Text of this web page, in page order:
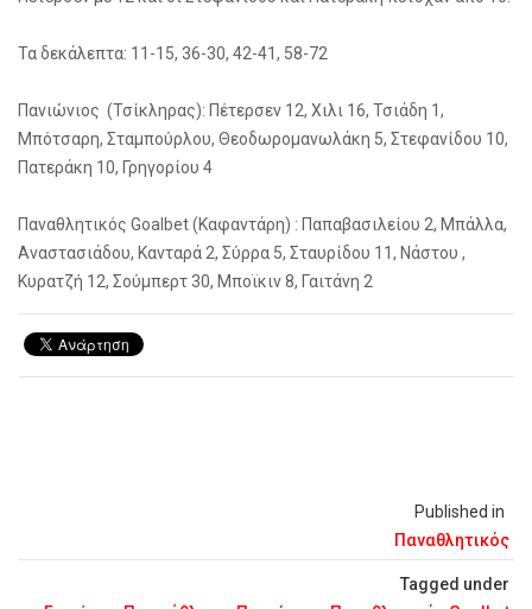
Published in
Παναθλητικός
Tagged under
Τα δεκάλεπτα: 11-15, 36-30, 42-41, 58-72
Πανιώνιος (Τσίκληρας): Πέτερσεν 12, Χιλι 16, Τσιάδη 1,
Μπότσαρη, Σταμπούρλου, Θεοδωρομανωλάκη 5, Στεφανίδου 10,
Πατεράκη 10, Γρηγορίου 4
Παναθλητικός Goalbet (Καφαντάρη) : Παπαβασιλείου 2, Μπάλλα,
Αναστασιάδου, Κανταρά 2, Σύρρα 5, Σταυρίδου 11, Νάστου ,
Κυρατζή 12, Σούμπερτ 30, Μποϊκιν 8, Γαιτάνη 2